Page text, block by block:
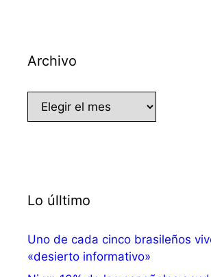
Archivo
Archivo
Lo úlltimo
Uno de cada cinco brasileños
«desierto informativo»